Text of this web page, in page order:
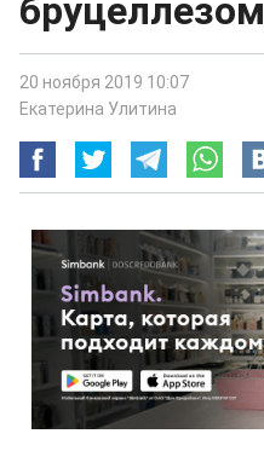
бруцеллезом
20 ноября 2019 10:07
Екатерина Улитина